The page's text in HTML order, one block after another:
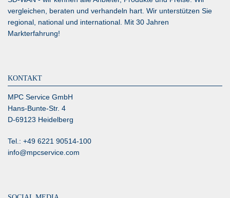
vergleichen, beraten und verhandeln hart. Wir unterstützen Sie
regional, national und international. Mit 30 Jahren
Markterfahrung!
KONTAKT
MPC Service GmbH
Hans-Bunte-Str. 4
D-69123 Heidelberg
Tel.: +49 6221 90514-100
info@mpcservice.com